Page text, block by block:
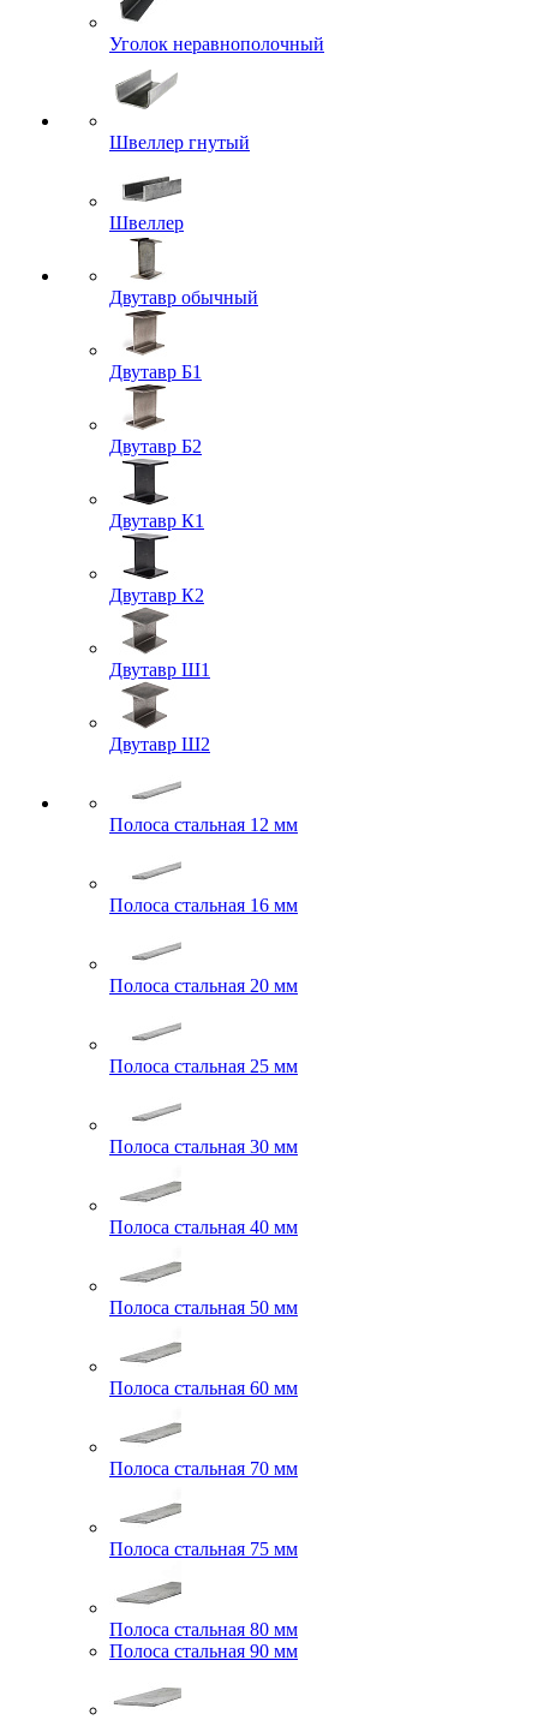
Уголок неравнополочный
Швеллер гнутый
Швеллер
Двутавр обычный
Двутавр Б1
Двутавр Б2
Двутавр К1
Двутавр К2
Двутавр Ш1
Двутавр Ш2
Полоса стальная 12 мм
Полоса стальная 16 мм
Полоса стальная 20 мм
Полоса стальная 25 мм
Полоса стальная 30 мм
Полоса стальная 40 мм
Полоса стальная 50 мм
Полоса стальная 60 мм
Полоса стальная 70 мм
Полоса стальная 75 мм
Полоса стальная 80 мм
Полоса стальная 90 мм